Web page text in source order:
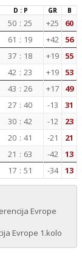
D : P GR B
50 : 25 +25 60
61 : 19 +42 56
37 : 18 +19 55
42 : 23 +19 53
43 : 26 +17 49
27 : 40 -13 31
30 : 42 -12 23
20 : 41 -21 21
21 : 63 -42 13
17 : 51 -34 13
Evrope
Evrope 1.kolo